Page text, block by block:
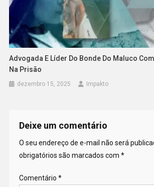
Advogada E Líder Do Bonde Do Maluco
Na Prisão
dezembro 15, 2025 Impakto
Deixe um comentário
O seu endereço de e-mail não será
obrigatórios são marcados com *
Comentário *